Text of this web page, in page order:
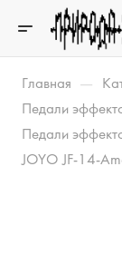
Главная —
Педали
Педали
JOYO JF-14-